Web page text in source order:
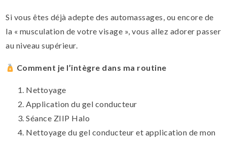
Si vous êtes déjà adepte des automassages, ou encore de
la « musculation de votre visage », vous allez adorer passer
au niveau supérieur.
Comment je l’intègre dans ma routine
Nettoyage
Application du gel conducteur
Séance ZIIP Halo
Nettoyage du gel conducteur et application de mon